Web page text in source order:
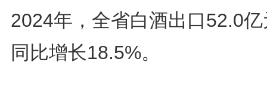
2024年，全省白酒出口52.0
同比增长18.5%。